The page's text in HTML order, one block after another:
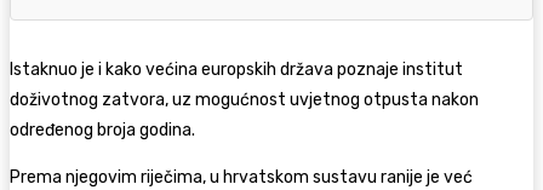
Istaknuo je i kako većina europskih država poznaje institut
doživotnog zatvora, uz mogućnost uvjetnog otpusta nakon
određenog broja godina.
Prema njegovim riječima, u hrvatskom sustavu ranije je već